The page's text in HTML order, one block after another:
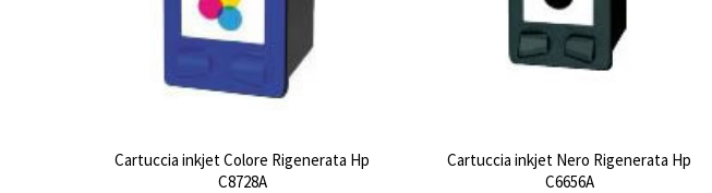
Cartuccia inkjet Colore Rigenerata Hp
C8728A
Cartuccia inkjet Nero Rigenerata Hp
C6656A